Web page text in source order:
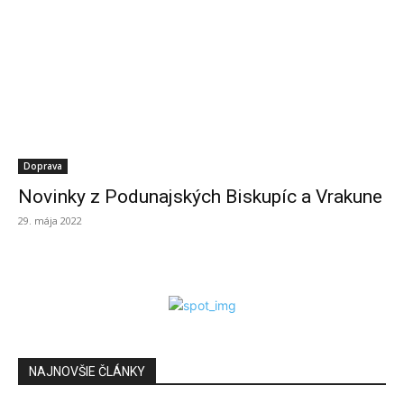
Doprava
Novinky z Podunajských Biskupíc a Vrakune
29. mája 2022
NAJNOVŠIE ČLÁNKY